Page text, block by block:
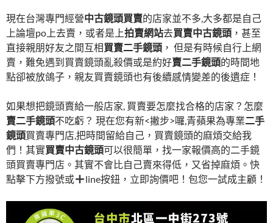
現在台灣專門經營中古鏡頭買賣的店家並不多,大多都是自己
上論壇po上去賣，或者是上拍賣網站去買賣中古鏡頭 ，甚至
直接親朋好友之間互相買賣二手鏡頭 ， 但是有時候自行上網
賣，難免遇到買賣鏡頭亂殺價或是約好賣二手鏡頭的時間地
點卻被放鴿子，親友買賣鏡頭也有後續感情變差的後遺症！
如果想把鏡頭賣給一般店家, 買賣要怎麼找合格的店家？怎麼
賣二手鏡頭不吃虧？ 現在您有新<撇步>囉,青蘋果為專業二手
鏡頭買賣專門店,把時間留給自己，買賣鏡頭的麻煩交給我
們！其實買賣中古鏡頭可以很簡單，找一家報價高的二手鏡
頭買賣專門店。其實不會比自己賣來得低，又省掉麻煩。快
點擊下方撥號或
line按鈕，立即詢價吧！包您一試成主顧！